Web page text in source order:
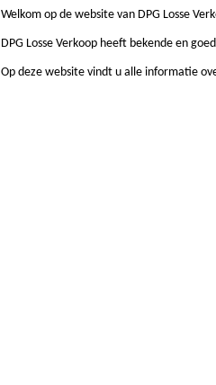
Welkom op de website van DPG Losse
DPG Losse Verkoop heeft bekende en
Op deze website vindt u alle informatie